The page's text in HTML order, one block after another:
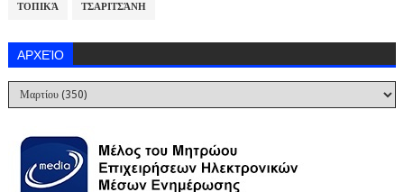
ΤΟΠΙΚΆ ΤΣΑΡΙΤΣΆΝΗ
ΑΡΧΕΊΟ